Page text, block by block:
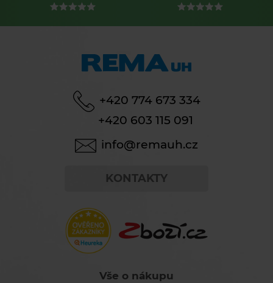
+420 774 673 334
+420 603 115 091
info@remauh.cz
KONTAKTY
Vše o nákupu